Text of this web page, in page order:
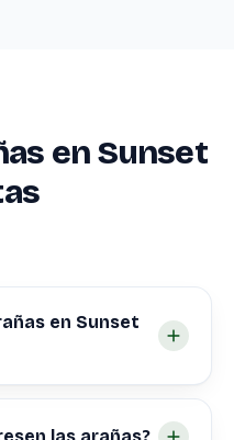
en Sunset
en Sunset